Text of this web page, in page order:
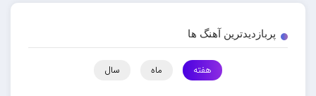
پربازدیدترین آهنگ ها
هفته ماه سال